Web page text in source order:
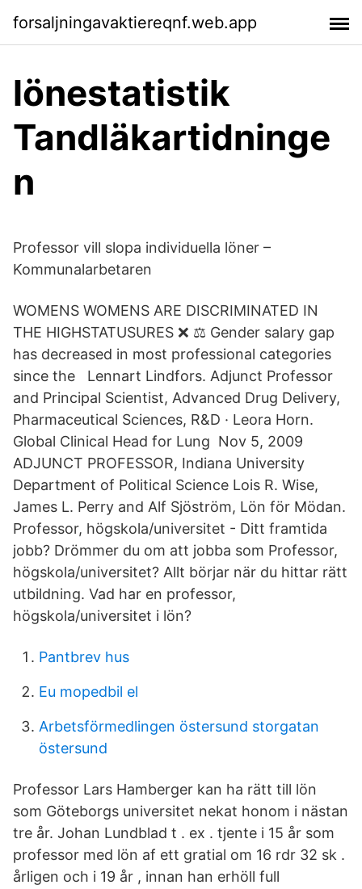
forsaljningavaktiereqnf.web.app
lönestatistik
Tandläkartidninge
n
Professor vill slopa individuella löner –
Kommunalarbetaren
WOMENS WOMENS ARE DISCRIMINATED IN
THE HIGHSTATUSURES ❌ ⚖️ Gender salary gap
has decreased in most professional categories
since the Lennart Lindfors. Adjunct Professor
and Principal Scientist, Advanced Drug Delivery,
Pharmaceutical Sciences, R&D · Leora Horn.
Global Clinical Head for Lung Nov 5, 2009
ADJUNCT PROFESSOR, Indiana University
Department of Political Science Lois R. Wise,
James L. Perry and Alf Sjöström, Lön för Mödan.
Professor, högskola/universitet - Ditt framtida
jobb? Drömmer du om att jobba som Professor,
högskola/universitet? Allt börjar när du hittar rätt
utbildning. Vad har en professor,
högskola/universitet i lön?
Pantbrev hus
Eu mopedbil el
Arbetsförmedlingen östersund storgatan
östersund
Professor Lars Hamberger kan ha rätt till lön
som Göteborgs universitet nekat honom i nästan
tre år. Johan Lundblad t . ex . tjente i 15 år som
professor med lön af ett gratial om 16 rdr 32 sk .
årligen och i 19 år , innan han erhöll full